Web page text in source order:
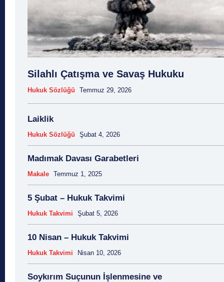
Silahlı Çatışma ve Savaş Hukuku
Hukuk Sözlüğü Temmuz 29, 2026
Laiklik
Hukuk Sözlüğü Şubat 4, 2026
Madımak Davası Garabetleri
Makale Temmuz 1, 2025
5 Şubat – Hukuk Takvimi
Hukuk Takvimi Şubat 5, 2026
10 Nisan – Hukuk Takvimi
Hukuk Takvimi Nisan 10, 2026
Soykırım Suçunun İşlenmesine ve